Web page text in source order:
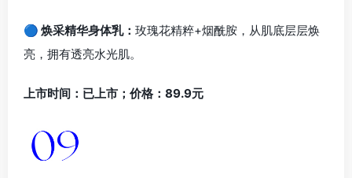
🔵 焕采精华身体乳： 玫瑰花精粹+烟酰胺，从肌底层层焕
亮，拥有透亮水光肌。
上市时间：已上市；价格：89.9元